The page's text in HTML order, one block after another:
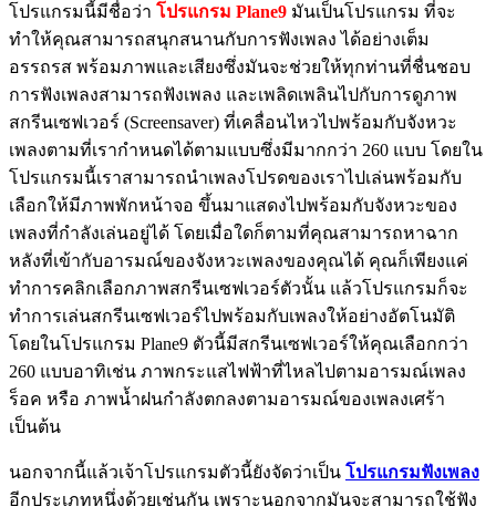
โปรแกรมนี้มีชื่อว่า โปรแกรม Plane9 มันเป็นโปรแกรม ที่จะ
ทำให้คุณสามารถสนุกสนานกับการฟังเพลง ได้อย่างเต็ม
อรรถรส พร้อมภาพและเสียงซึ่งมันจะช่วยให้ทุกท่านที่ชื่นชอบ
การฟังเพลงสามารถฟังเพลง และเพลิดเพลินไปกับการดูภาพ
สกรีนเซฟเวอร์ (Screensaver) ที่เคลื่อนไหวไปพร้อมกับจังหวะ
เพลงตามที่เรากำหนดได้ตามแบบซึ่งมีมากกว่า 260 แบบ โดยใน
โปรแกรมนี้เราสามารถนำเพลงโปรดของเราไปเล่นพร้อมกับ
เลือกให้มีภาพพักหน้าจอ ขึ้นมาแสดงไปพร้อมกับจังหวะของ
เพลงที่กำลังเล่นอยู่ได้ โดยเมื่อใดก็ตามที่คุณสามารถหาฉาก
หลังที่เข้ากับอารมณ์ของจังหวะเพลงของคุณได้ คุณก็เพียงแค่
ทำการคลิกเลือกภาพสกรีนเซฟเวอร์ตัวนั้น แล้วโปรแกรมก็จะ
ทำการเล่นสกรีนเซฟเวอร์ไปพร้อมกับเพลงให้อย่างอัตโนมัติ
โดยในโปรแกรม Plane9 ตัวนี้มีสกรีนเซฟเวอร์ให้คุณเลือกกว่า
260 แบบอาทิเช่น ภาพกระแสไฟฟ้าที่ไหลไปตามอารมณ์เพลง
ร็อค หรือ ภาพน้ำฝนกำลังตกลงตามอารมณ์ของเพลงเศร้า
เป็นต้น
นอกจากนี้แล้วเจ้าโปรแกรมตัวนี้ยังจัดว่าเป็น โปรแกรมฟังเพลง
อีกประเภทหนึ่งด้วยเช่นกัน เพราะนอกจากมันจะสามารถใช้ฟัง